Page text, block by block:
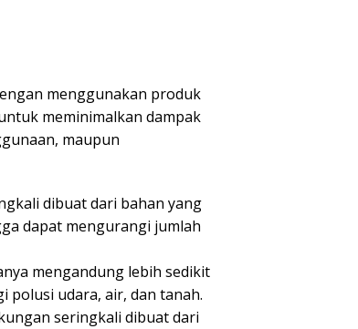
menggunakan produk
meminimalkan dampak
maupun
dibuat dari bahan yang
dapat mengurangi jumlah
mengandung lebih sedikit
polusi udara, air, dan tanah.
seringkali dibuat dari